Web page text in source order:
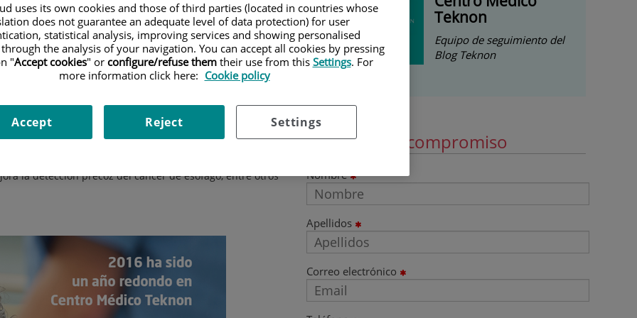
de la Joint Commission International,
y denota el esfuerzo sostenido
de quince años. ¡Felicidades de
así como a la incorporación denuevas tecnologías
una imagen completa del corazón en el tiempo que
la detección precoz del cáncer de esófago, entre otros
Teknon
Equipo de seguimiento del
Blog Teknon
Pide cita sin compromiso
Nombre
Apellidos
Correo electrónico
uses its own cookies and those of third parties (located in countries whose
does not guarantee an adequate level of data protection) for user
statistical analysis, improving services and showing personalised
the analysis of your navigation. You can accept all cookies by pressing
"Accept cookies" or configure/refuse themtheir use from this Settings. For
more information click here: Cookie policy
Settings
Reject
Accept